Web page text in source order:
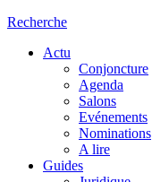
Recherche
Actu
Conjoncture
Agenda
Salons
Evénements
Nominations
A lire
Guides